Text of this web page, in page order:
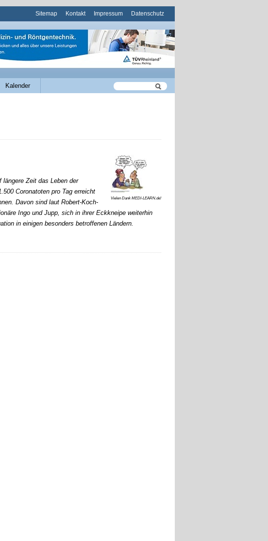
Navigation
überspringen
Sitemap Kontakt Impressum Datenschutz
Kalender
Vielen Dank MEDI-LEARN.de!
längere Zeit das Leben der
Coronatoten pro Tag erreicht
Davon sind laut Robert-Koch-
Ingo und Jupp, sich in ihrer Eckkneipe weiterhin
in einigen besonders betroffenen Ländern.